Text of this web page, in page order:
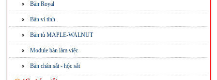
Bàn Royal
Bàn vi tính
Bàn tủ MAPLE-WALNUT
Module bàn làm việc
Bàn chân sắt - hộc sắt